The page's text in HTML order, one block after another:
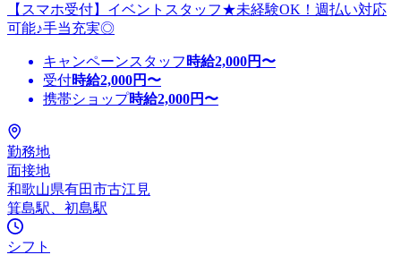
【スマホ受付】イベントスタッフ★未経験OK！週払い対応
可能♪手当充実◎
キャンペーンスタッフ 時給2,000円〜
受付時給2,000円〜
携帯ショップ時給2,000円〜
勤務地
面接地
和歌山県有田市古江見
箕島駅、初島駅
シフト